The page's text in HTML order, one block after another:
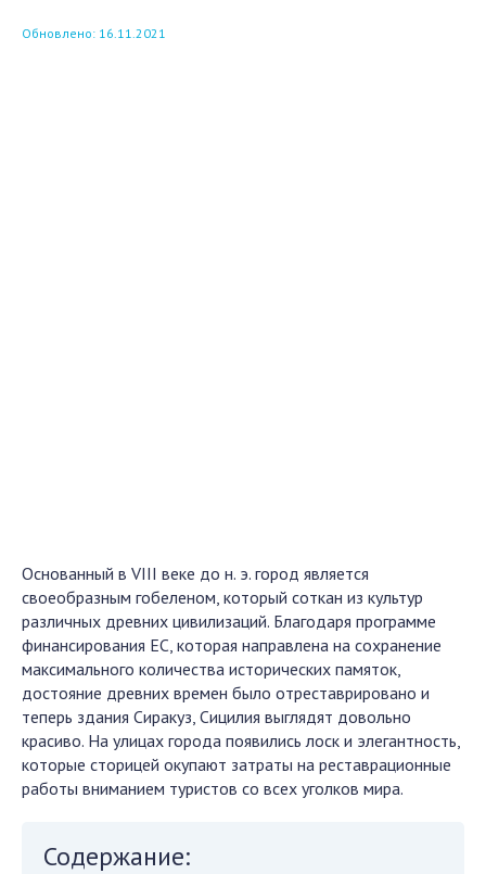
Обновлено: 16.11.2021
Основанный в VIII веке до н. э. город является
своеобразным гобеленом, который соткан из культур
различных древних цивилизаций. Благодаря программе
финансирования ЕС, которая направлена на сохранение
максимального количества исторических памяток,
достояние древних времен было отреставрировано и
теперь здания Сиракуз, Сицилия выглядят довольно
красиво. На улицах города появились лоск и элегантность,
которые сторицей окупают затраты на реставрационные
работы вниманием туристов со всех уголков мира.
Содержание: